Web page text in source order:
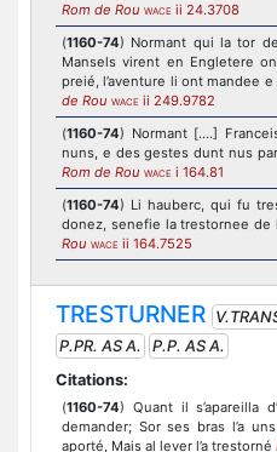
Rom de Rou WACE ii 24.3708
(1160-74) Normant qui la tor
Mansels virent en Engletere
preié, l’aventure li ont mandee
de Rou WACE ii 249.9782
(1160-74) Normant [....]
nuns, e des gestes dunt nus
Rom de Rou WACE i 164.81
(1160-74) Li hauberc, qui fu
donez, senefie la trestornee
Rou WACE ii 164.7525
TRESTURNER
P.PR. AS A.
P.P. AS A.
Citations:
(1160-74) Quant il s’apareilla
demander; Sor ses bras l’a
aporté, Mais al lever l’a trestorné